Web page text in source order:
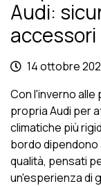
Audi:
accessori
14 ottobre
Con l'inverno
propria Audi per
climatiche più
bordo dipendono
qualità, pensati
un'esperienza di